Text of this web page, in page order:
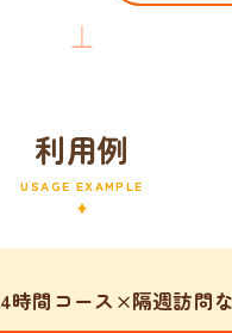
利用例
USAGE EXAMPLE
時間コース×隔週訪問